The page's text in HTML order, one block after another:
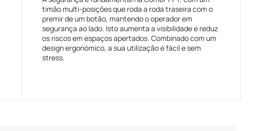
timão multi-posições que roda a roda traseira com o
premir de um botão, mantendo o operador em
segurança ao lado. Isto aumenta a visibilidade e reduz
os riscos em espaços apertados. Combinado com um
design ergonómico, a sua utilização é fácil e sem
stress.